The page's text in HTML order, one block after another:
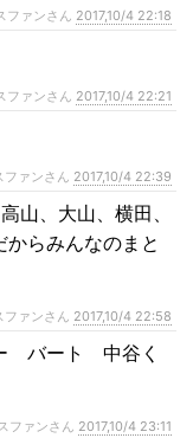
ファンさん 2017,10/4 22:18
ファンさん 2017,10/4 22:21
ァンさん 2017,10/4 22:39
山、大山、横田、
らみんなのまと
ァンさん 2017,10/4 22:58
バート 中谷く
ファンさん 2017,10/4 23:11